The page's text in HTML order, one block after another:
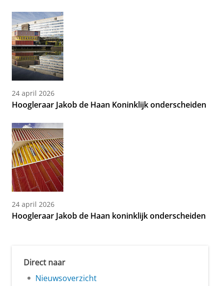
24 april 2026
Hoogleraar Jakob de Haan Koninklijk onderscheiden
24 april 2026
Hoogleraar Jakob de Haan koninklijk onderscheiden
Direct naar
Nieuwsoverzicht